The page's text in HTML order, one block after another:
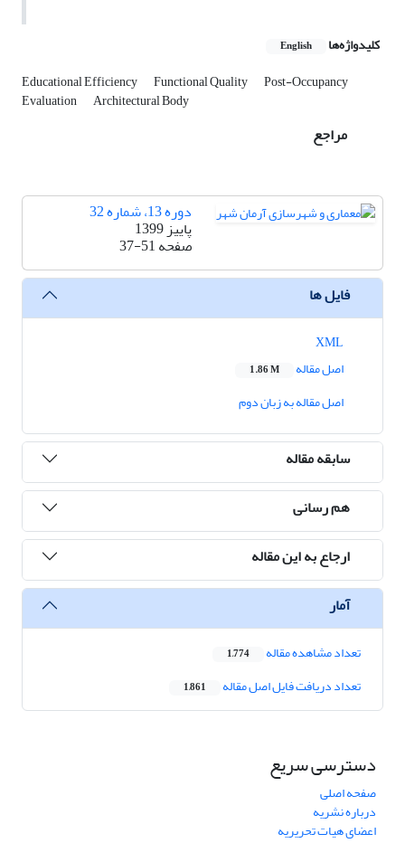
کلیدواژه‌ها English
Educational Efficiency Functional Quality Post-Occupancy
Evaluation Architectural Body
مراجع
دوره 13، شماره 32
پاییز 1399
صفحه37-51
فایل ها
اصل مقاله
1.86 M
اصل مقاله به زبان دوم
سابقه مقاله
هم رسانی
ارجاع به این مقاله
آمار
تعداد مشاهده مقاله 1,774
تعداد دریافت فایل اصل مقاله 1,861
دسترسی سریع
صفحه اصلی
درباره نشریه
اعضای هیات تحریریه